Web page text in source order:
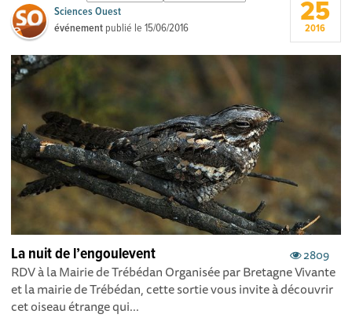
Sciences Ouest
événement publié le15/06/2016 25
2016
2809
La nuit de l’engoulevent
RDV à la Mairie de Trébédan Organisée par Bretagne Vivante
et la mairie de Trébédan, cette sortie vous invite à découvrir
cet oiseau étrange qui...